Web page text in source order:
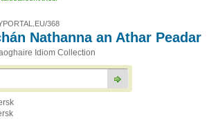
368
Nathanna an Athar Peadar
Idiom Collection